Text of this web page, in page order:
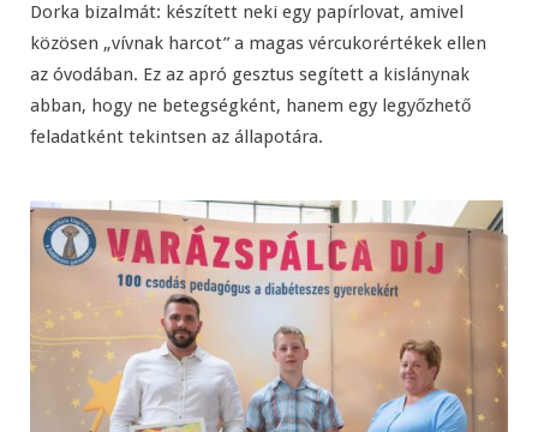
Dorka bizalmát: készített neki egy papírlovat, amivel
közösen „vívnak harcot” a magas vércukorértékek ellen
az óvodában. Ez az apró gesztus segített a kislánynak
abban, hogy ne betegségként, hanem egy legyőzhető
feladatként tekintsen az állapotára.